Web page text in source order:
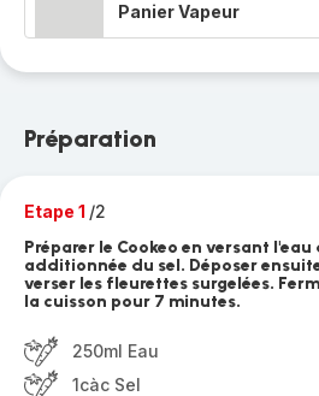
Panier Vapeur
Préparation
Etape 1 /2
Préparer le Cookeo en versant l'eau
additionnée du sel. Déposer
verser les fleurettes surgelées.
la cuisson pour 7 minutes.
250ml Eau
1càc Sel